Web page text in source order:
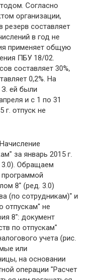
Согласно
организации,
резерв составляет
в год не
применяет общую
ПБУ 18/02.
составляет 30%,
0,2%. На
ей были
и с 1 по 31
г. отпуск не
за январь 2015 г.
3.0). Обращаем
программой
8" (ред. 3.0)
(по сотрудникам)" и
отпускам" не
8": документ
по отпускам"
учета (рис.
или
на основании
операции "Расчет